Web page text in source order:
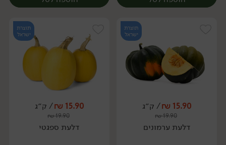
יח׳ ק״ג
תוצרת
ישראל
15.90
₪/ ק״ג
19.90
₪
דלעת ערמונים
תוצרת
ישראל
15.90
₪/ ק״ג
19.90
₪
דלעת ספגטי